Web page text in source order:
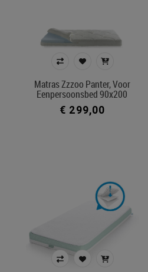
Matras Zzzoo Panter, Voor
Eenpersoonsbed 90x200
€ 299,00